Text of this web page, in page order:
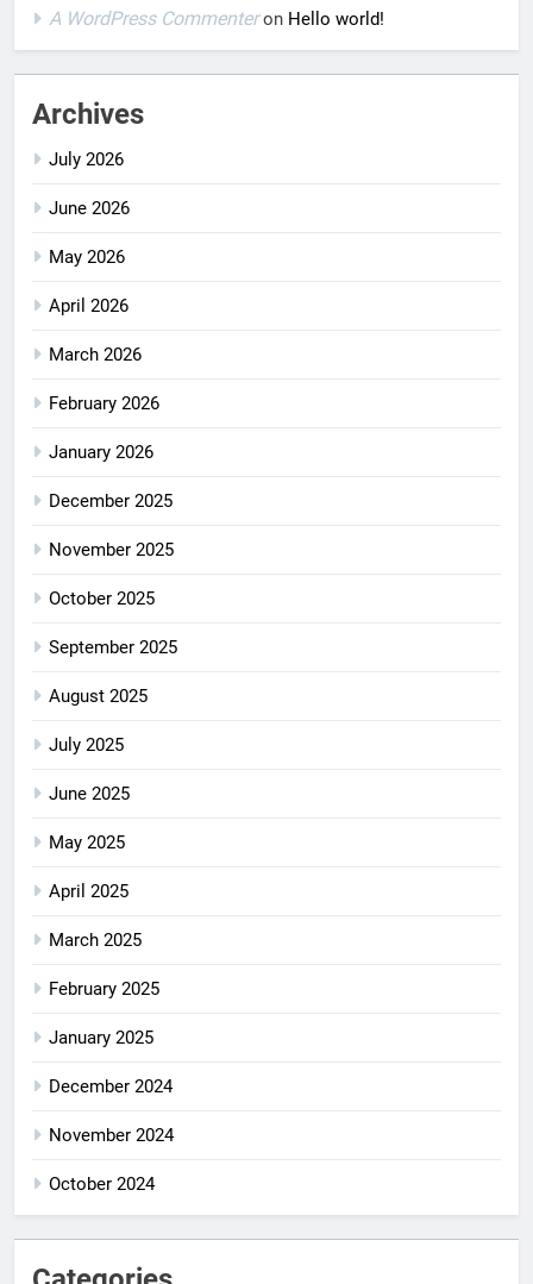
A WordPress Commenteron Hello world!
Archives
July 2026
June 2026
May 2026
April 2026
March 2026
February 2026
January 2026
December 2025
November 2025
October 2025
September 2025
August 2025
July 2025
June 2025
May 2025
April 2025
March 2025
February 2025
January 2025
December 2024
November 2024
October 2024